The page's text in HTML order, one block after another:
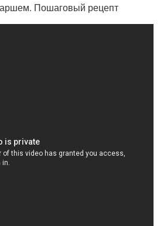
Пошаговый рецепт